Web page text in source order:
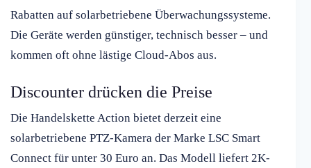
Rabatten auf solarbetriebene Überwachungssysteme.
Die Geräte werden günstiger, technisch besser – und
kommen oft ohne lästige Cloud-Abos aus.
Discounter drücken die Preise
Die Handelskette Action bietet derzeit eine
solarbetriebene PTZ-Kamera der Marke LSC Smart
Connect für unter 30 Euro an. Das Modell liefert 2K-